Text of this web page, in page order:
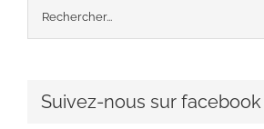
Rechercher:
Suivez-nous sur facebook